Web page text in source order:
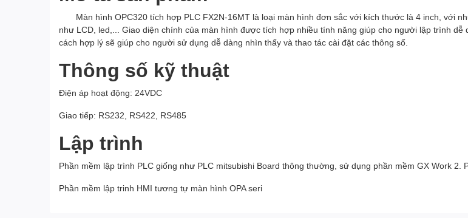
Màn hình OPC320 tích hợp PLC FX2N-16MT là loại màn hình đơn sắc với kích thước là 4 inch, với
như LCD, led,... Giao diện chính của màn hình được tích hợp nhiều tính năng giúp cho người lập trình
cách hợp lý sẽ giúp cho người sử dụng dễ dàng nhìn thấy và thao tác cài đặt các thông số.
Thông số kỹ thuật
Điện áp hoạt động: 24VDC
Giao tiếp: RS232, RS422, RS485
Lập trình
Phần mềm lập trình PLC giống như PLC mitsubishi Board thông thường, sử dụng phần mềm GX Work 2.
Phần mềm lập trinh HMI tương tự màn hình OPA seri